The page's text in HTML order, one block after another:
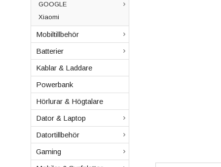
GOOGLE
Xiaomi
Mobiltillbehör
Batterier
Kablar & Laddare
Powerbank
Hörlurar & Högtalare
Dator & Laptop
Datortillbehör
Gaming